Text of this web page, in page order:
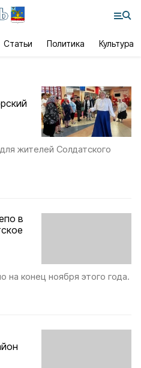
Статьи Политика Культура
жителей Солдатского
в
на конец ноября этого года.